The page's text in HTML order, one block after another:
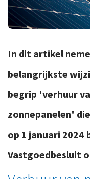
In dit artikel
belangrijkste
begrip 'verhuur
zonnepanelen'
op 1 januari 2024
Vastgoedbesluit